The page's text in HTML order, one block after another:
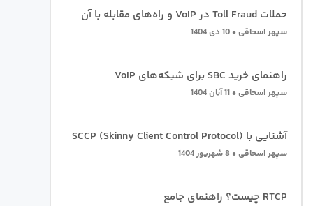
حملات Toll Fraud در VoIP و راه‌های مقابله با آن
سپهر اسحاقی
راهنمای خرید SBC برای شبکه‌های VoIP
سپهر اسحاقی
آشنایی با SCCP (Skinny Client Control Protocol)
سپهر اسحاقی
RTCP چیست؟ راهنمای جامع